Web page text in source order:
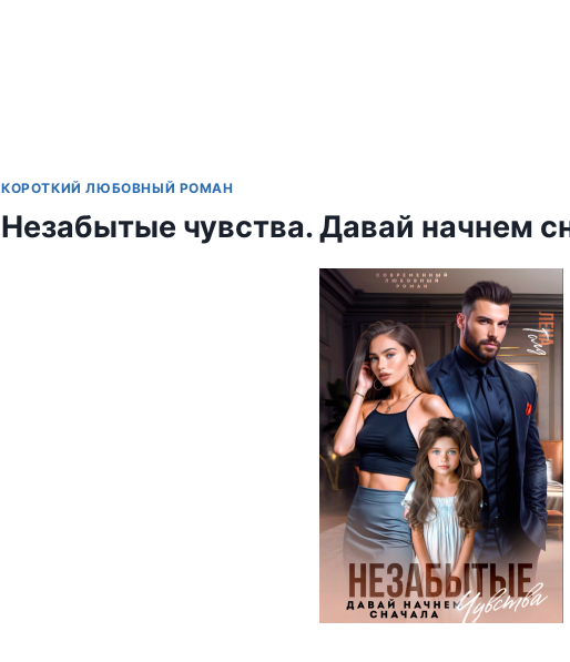
КОРОТКИЙ ЛЮБОВНЫЙ РОМАН
Незабытые чувства. Давай начнем